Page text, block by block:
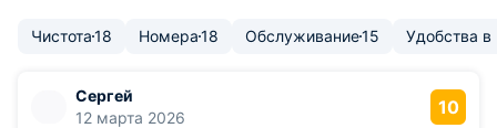
Чистота18 Номера18 Обслуживание15 Удобства
Сергей
12 марта 2026
10